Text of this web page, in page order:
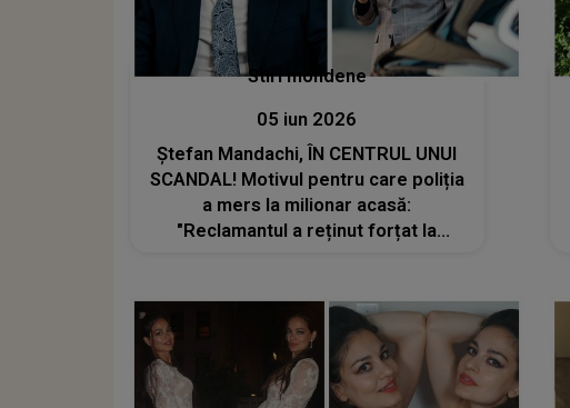
Stiri mondene
05 iun 2026
Ștefan Mandachi, ÎN CENTRUL UNUI
SCANDAL! Motivul pentru care poliția
a mers la milionar acasă:
"Reclamantul a reținut forțat la